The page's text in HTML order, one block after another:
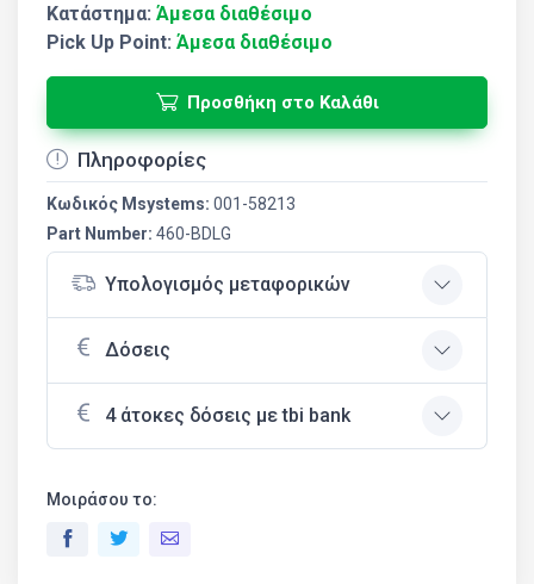
Κατάστημα: Άμεσα διαθέσιμο
Pick Up Point: Άμεσα διαθέσιμο
Προσθήκη στο Καλάθι
Πληροφορίες
Κωδικός Msystems: 001-58213
Part Number: 460-BDLG
Υπολογισμός μεταφορικών
Δόσεις
4 άτοκες δόσεις με tbi bank
Μοιράσου το: